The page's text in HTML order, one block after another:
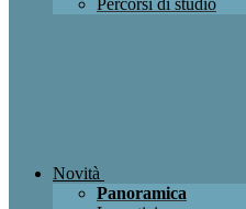
Percorsi di studio
Novità
Panoramica